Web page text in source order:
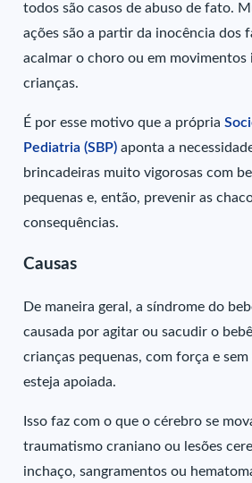
todos são casos de abuso de fato.
ações são a partir da inocência dos
acalmar o choro ou em movimentos
crianças.
É por esse motivo que a própria
Pediatria (SBP) aponta a
brincadeiras muito vigorosas com
pequenas e, então, prevenir as
consequências.
Causas
De maneira geral, a síndrome do
causada por agitar ou sacudir o
crianças pequenas, com força e sem
esteja apoiada.
Isso faz com o que o cérebro se
traumatismo craniano ou lesões
inchaço, sangramentos ou